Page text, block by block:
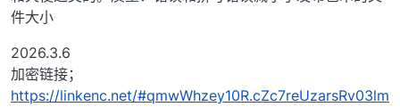
件大小
2026.3.6
加密链接；
https://linkenc.net/#qmwWhzey10R.cZc7reUzarsRv03lm